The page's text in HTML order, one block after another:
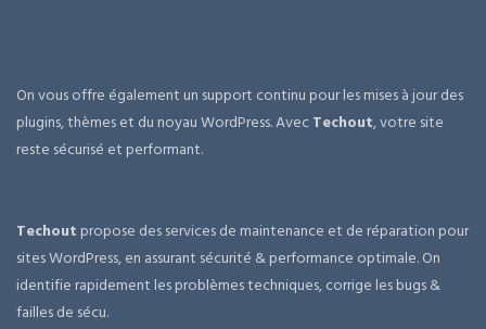
On vous offre également un support continu pour les mises à jour des
plugins, thèmes et du noyau WordPress. AvecTechout, votre site
reste sécurisé et performant.
Techout propose des services de maintenance et de réparation pour
sites WordPress, en assurant sécurité & performance optimale. On
identifie rapidement les problèmes techniques, corrige les bugs &
failles de sécu.